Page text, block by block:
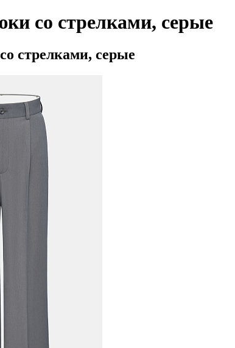
со стрелками, серые
стрелками, серые